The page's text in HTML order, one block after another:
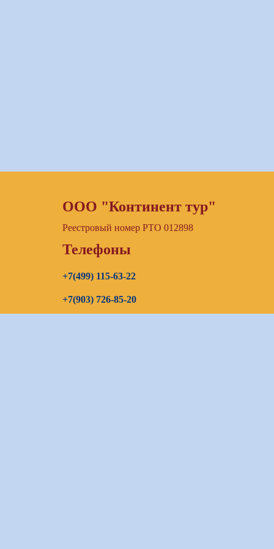
ООО "Континент тур"
Реестровый номер РТО 012898
Телефоны
+7(499) 115-63-22
+7(903) 726-85-20